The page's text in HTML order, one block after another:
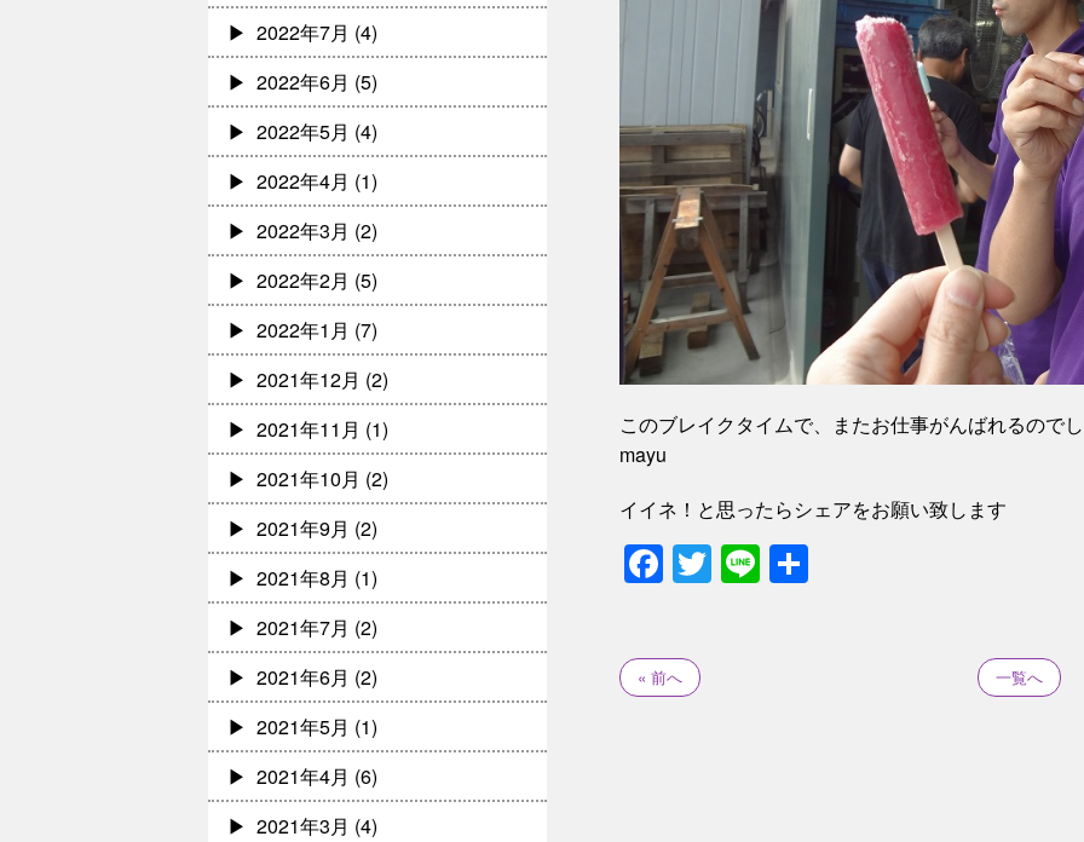
このブレイクタイムで、またお仕事がんばれるので
mayu
イイネ！と思ったらシェアをお願い致します
Facebook
Twitter
Line
« 前へ 一覧へ
2022年7月 (4)
2022年6月 (5)
2022年5月 (4)
2022年4月 (1)
2022年3月 (2)
2022年2月 (5)
2022年1月 (7)
2021年12月 (2)
2021年11月 (1)
2021年10月 (2)
2021年9月 (2)
2021年8月 (1)
2021年7月 (2)
2021年6月 (2)
2021年5月 (1)
2021年4月 (6)
2021年3月 (4)